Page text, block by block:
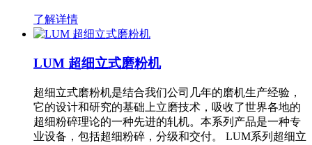
了解详情
LUM 超细立式磨粉机
超细立式磨粉机是结合我们公司几年的磨机生产经验，
它的设计和研究的基础上立磨技术，吸收了世界各地的
超细粉碎理论的一种先进的轧机。本系列产品是一种专
业设备，包括超细粉碎，分级和交付。 LUM系列超细立